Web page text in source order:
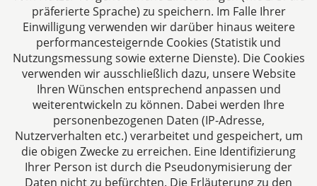
Jülicher Straße 215
52070 Aachen
Deutschland
Tel: +49 241 94621-0
Fax: +49 241 94621-111
E-Mail:kanzlei@dhk-law.com
Über uns
Ihre Ansprechpartner für Fragen rund um
Gesellschaftsrecht, Steuergestaltung und
präferierte Sprache) zu speichern. Im Falle Ihrer
Einwilligung verwenden wir darüber hinaus weitere
performancesteigernde Cookies (Statistik und
Nutzungsmessung sowie externe Dienste). Die Cookies
verwenden wir ausschließlich dazu, unsere Website
Ihren Wünschen entsprechend anpassen und
weiterentwickeln zu können. Dabei werden Ihre
personenbezogenen Daten (IP-Adresse,
Nutzerverhalten etc.) verarbeitet und gespeichert, um
die obigen Zwecke zu erreichen. Eine Identifizierung
Ihrer Person ist durch die Pseudonymisierung der
Daten nicht zu befürchten. Die Erläuterung zu den